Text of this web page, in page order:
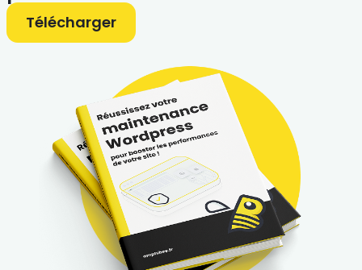
Télécharger